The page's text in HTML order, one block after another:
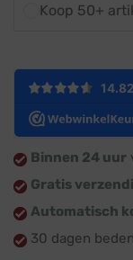
Koop 50+
Binnen 24 uur
Gratis
Automatisch
30 dagen